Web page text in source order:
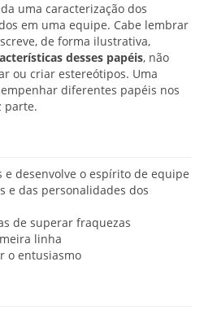
uma caracterização dos
em uma equipe. Cabe lembrar
de forma ilustrativa,
desses papéis, não
ou criar estereótipos. Uma
diferentes papéis nos
parte.
e desenvolve o espírito de equipe
e das personalidades dos
de superar fraquezas
linha
o entusiasmo